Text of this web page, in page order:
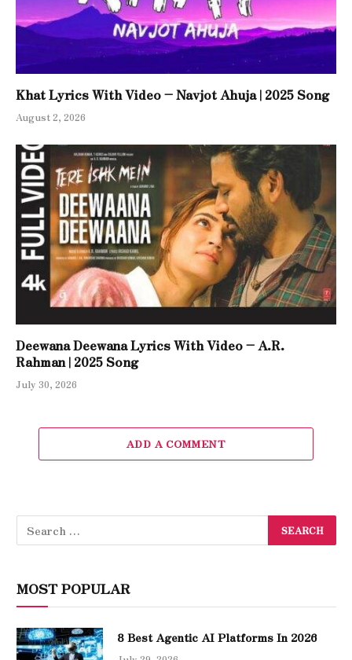
Khat Lyrics With Video – Navjot Ahuja | 2025 Song
August 2, 2026
Deewana Deewana Lyrics With Video – A.R.
Rahman | 2025 Song
July 30, 2026
ADD A COMMENT
MOST POPULAR
8 Best Agentic AI Platforms In 2026